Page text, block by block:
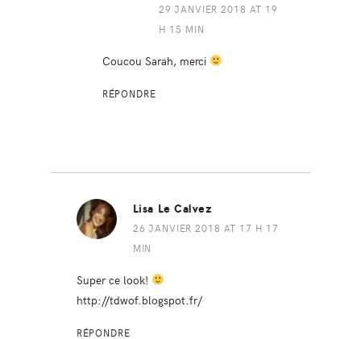
29 JANVIER 2018 AT 19
H 15 MIN
Coucou Sarah, merci
RÉPONDRE
Lisa Le Calvez
26 JANVIER 2018 AT 17 H 17
MIN
Super ce look!
http://tdwof.blogspot.fr/
RÉPONDRE